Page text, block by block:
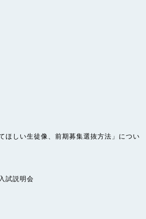
ほしい生徒像、前期募集選抜方法」につい
試説明会